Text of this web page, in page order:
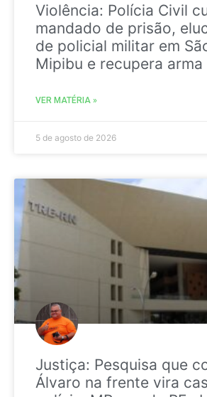
Violência: Polícia Civil
mandado de prisão,
de policial militar em
Mipibu e recupera
VER MATÉRIA »
5 de agosto de 2026
Justiça: Pesquisa que
Álvaro na frente vira